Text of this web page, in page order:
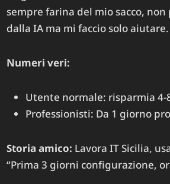
sempre farina del mio sacco,
dalla IA ma mi faccio solo aiutare.
Numeri veri:
Utente normale: risparmia 4-
Professionisti: Da 1 giorno
Storia amico: Lavora IT Sicilia,
“Prima 3 giorni configurazione,